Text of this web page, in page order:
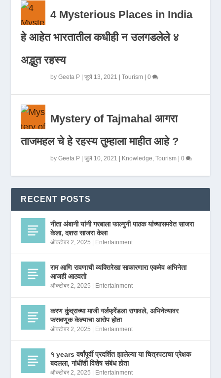
4 Mysterious Places in India
हे आहेत भारतातील कधीही न उलगडलेले ४
अद्भुत रहस्य
byGeeta P |जुलै 13, 2021 |Tourism |0
Mystery of Tajmahal आगरा
ताजमहल चे हे रहस्य तुम्हाला माहीत आहे ?
byGeeta P |जुलै 10, 2021 | Knowledge ,Tourism |0
RECENT POSTS
नीता अंबानी यांनी गरबाला फाल्गुनी पाठक यांच्यासमवेत साजरा
केला, दशरा साजरा केला
ऑक्टोबर 2, 2025 | Entertainment
राम आणि रावणाची व्यक्तिरेखा साकारणारा एकमेव अभिनेता
आजही आठवतो
ऑक्टोबर 2, 2025 | Entertainment
करण कुंद्राच्या माजी गर्लफ्रेंडला रागावले, अभिनेत्यावर
फसवणूक केल्याचा आरोप होता
ऑक्टोबर 2, 2025 | Entertainment
१ years वर्षांपूर्वी प्रदर्शित झालेल्या या चित्रपटाचा प्रेक्षक
बदलला, गांधींशी विशेष संबंध होता
ऑक्टोबर 2, 2025 | Entertainment